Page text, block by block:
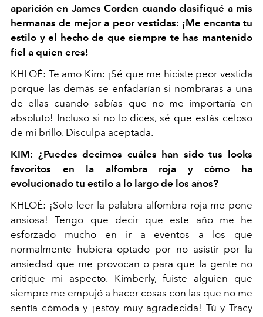
aparición en James Corden cuando clasifiqué a mis
hermanas de mejor a peor vestidas: ¡Me encanta tu
estilo y el hecho de que siempre te has mantenido
fiel a quien eres!
KHLOÉ: Te amo Kim: ¡Sé que me hiciste peor vestida
porque las demás se enfadarían si nombraras a una
de ellas cuando sabías que no me importaría en
absoluto! Incluso si no lo dices, sé que estás celoso
de mi brillo. Disculpa aceptada.
KIM: ¿Puedes decirnos cuáles han sido tus looks
favoritos en la alfombra roja y cómo ha
evolucionado tu estilo a lo largo de los años?
KHLOÉ: ¡Solo leer la palabra alfombra roja me pone
ansiosa! Tengo que decir que este año me he
esforzado mucho en ir a eventos a los que
normalmente hubiera optado por no asistir por la
ansiedad que me provocan o para que la gente no
critique mi aspecto. Kimberly, fuiste alguien que
siempre me empujó a hacer cosas con las que no me
sentía cómoda y ¡estoy muy agradecida! Tú y Tracy